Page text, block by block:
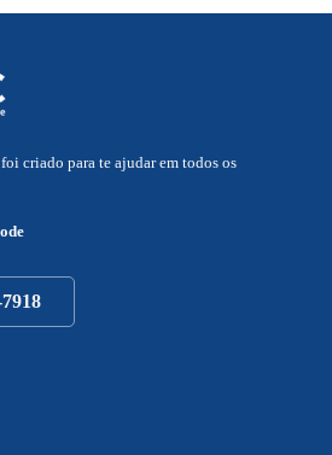
foi criado para te ajudar em todos os